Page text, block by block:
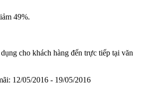
49%.
cho khách hàng đến trực tiếp tại văn
12/05/2016 - 19/05/2016